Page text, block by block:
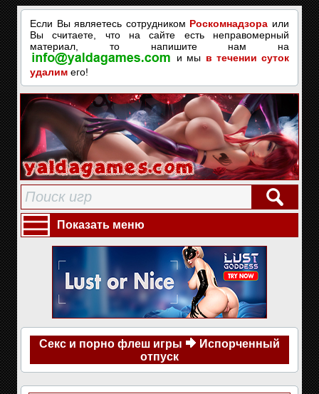
Если Вы являетесь сотрудником Роскомнадзора или
Вы считаете, что на сайте есть неправомерный
материал, то напишите нам на
и мы в течении суток
удалим его!
Показать меню
Секс и порно флеш игры
Испорченный
отпуск